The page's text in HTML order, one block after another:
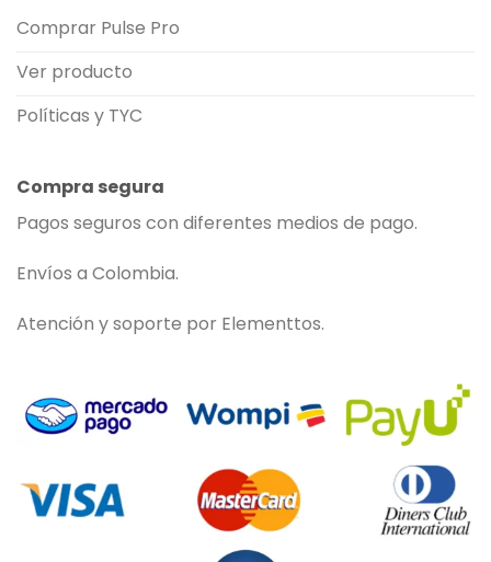
Comprar Pulse Pro
Ver producto
Políticas y TYC
Compra segura
Pagos seguros con diferentes medios de pago.
Envíos a Colombia.
Atención y soporte por Elementtos.